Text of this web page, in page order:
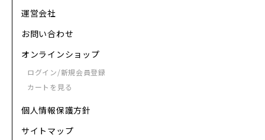
運営会社
お問い合わせ
オンラインショップ
ログイン/新規会員登録
カートを見る
個人情報保護方針
サイトマップ